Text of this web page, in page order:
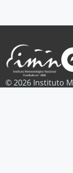
© 2026 Instituto